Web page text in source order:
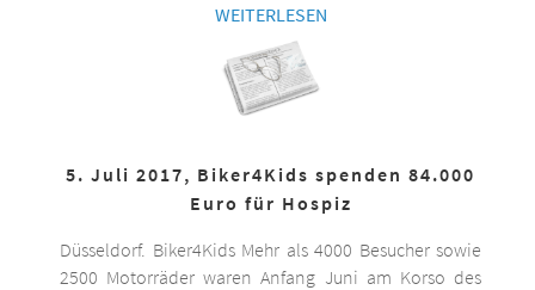
WEITERLESEN
5. Juli 2017, Biker4Kids spenden 84.000
Euro für Hospiz
Düsseldorf. Biker4Kids Mehr als 4000 Besucher sowie
2500 Motorräder waren Anfang Juni am Korso des